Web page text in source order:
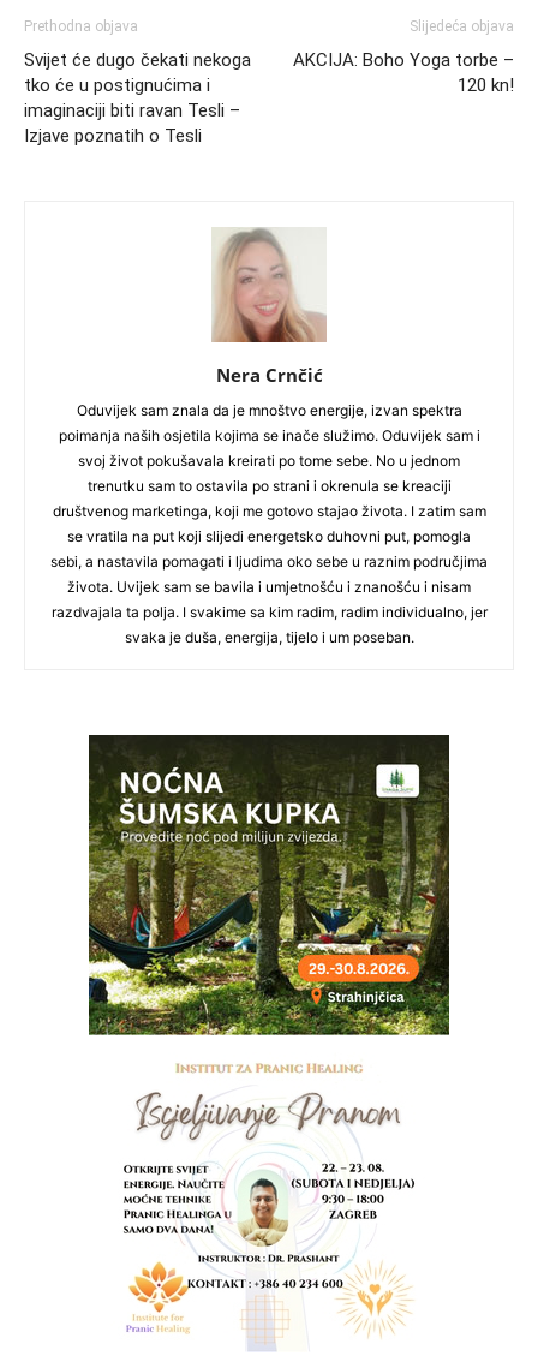
Prethodna objava
Svijet će dugo čekati nekoga
tko će u postignućima i
imaginaciji biti ravan Tesli –
Izjave poznatih o Tesli
Slijedeća objava
AKCIJA: Boho Yoga torbe –
120 kn!
Nera Crnčić
Oduvijek sam znala da je mnoštvo energije, izvan spektra
poimanja naših osjetila kojima se inače služimo. Oduvijek sam i
svoj život pokušavala kreirati po tome sebe. No u jednom
trenutku sam to ostavila po strani i okrenula se kreaciji
društvenog marketinga, koji me gotovo stajao života. I zatim sam
se vratila na put koji slijedi energetsko duhovni put, pomogla
sebi, a nastavila pomagati i ljudima oko sebe u raznim područjima
života. Uvijek sam se bavila i umjetnošću i znanošću i nisam
razdvajala ta polja. I svakime sa kim radim, radim individualno, jer
svaka je duša, energija, tijelo i um poseban.